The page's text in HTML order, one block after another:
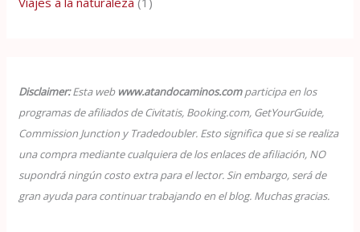
Disclaimer:Esta webwww.atandocaminos.comparticipa en los
programas de afiliados de Civitatis, Booking.com, GetYourGuide,
Commission Junction y Tradedoubler. Esto significa que si se realiza
una compra mediante cualquiera de los enlaces de afiliación, NO
supondrá ningún costo extra para el lector. Sin embargo, será de
gran ayuda para continuar trabajando en el blog. Muchas gracias.